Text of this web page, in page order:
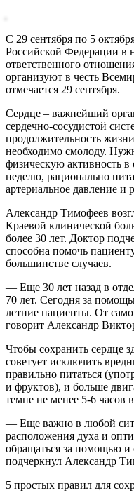
С 29 сентября по 5
Российской Федерации в
ответственного
организуют в честь
отмечается 29 сентября.
Сердце – важнейший
сердечно-сосудистой
продолжительность
необходимо смолоду.
физическую активность
неделю, рационально
артериальное давление
Александр Тимофеев
Краевой клинической
более 30 лет. Доктор
способна помочь
большинстве случаев.
— Еще 30 лет назад в
70 лет. Сегодня за
летние пациенты. От
говорит Александр
Чтобы сохранить сердце
советует исключить
правильно питаться
и фруктов), и больше
темпе не менее 5-6 часов
— Еще важно в любой
расположения духа и
обращаться за помощью
подчеркнул Александр
5 простых правил для